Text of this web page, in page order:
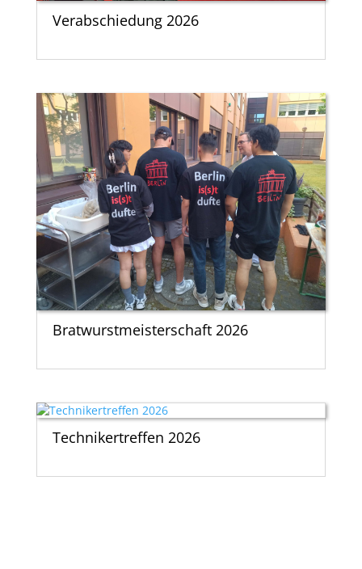
Verabschiedung 2026
Bratwurstmeisterschaft 2026
Technikertreffen 2026